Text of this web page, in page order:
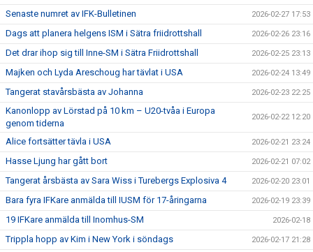
Senaste numret av IFK-Bulletinen 2026-02-27 17:53
Dags att planera helgens ISM i Sätra friidrottshall 2026-02-26 23:16
Det drar ihop sig till Inne-SM i Sätra Friidrottshall 2026-02-25 23:13
Majken och Lyda Areschoug har tävlat i USA 2026-02-24 13:49
Tangerat stavårsbästa av Johanna 2026-02-23 22:25
Kanonlopp av Lörstad på 10 km – U20-tvåa i Europa
genom tiderna
2026-02-22 12:20
Alice fortsätter tävla i USA 2026-02-21 23:24
Hasse Ljung har gått bort 2026-02-21 07:02
Tangerat årsbästa av Sara Wiss i Turebergs Explosiva 4 2026-02-20 23:01
Bara fyra IFKare anmälda till IUSM för 17-åringarna 2026-02-19 23:39
19 IFKare anmälda till Inomhus-SM 2026-02-18
Trippla hopp av Kim i New York i söndags 2026-02-17 21:28